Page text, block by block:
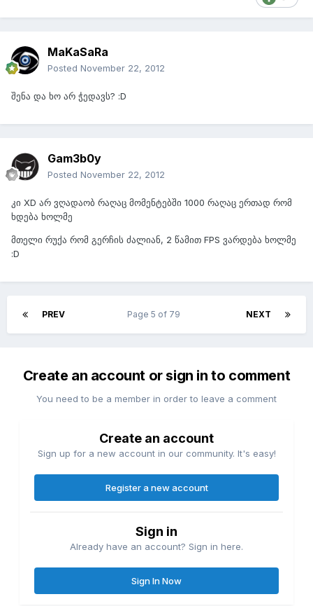
MaKaSaRa
Posted November 22, 2012
შენა და ხო არ ჭედავს? :D
Gam3b0y
Posted November 22, 2012
კი XD არ ვღადაობ რაღაც მომენტებში 1000 რაღაც ერთად რომ
ხდება ხოლმე
მთელი რუქა რომ გერჩის ძალიან, 2 წამით FPS ვარდება ხოლმე
:D
PREV NEXT
Page 5 of 79
Create an account or sign in to comment
You need to be a member in order to leave a comment
Create an account
Sign up for a new account in our community. It's easy!
Register a new account
Sign in
Already have an account? Sign in here.
Sign In Now